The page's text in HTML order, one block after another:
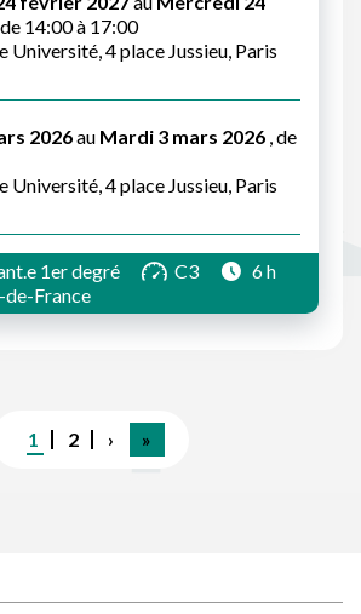
de 14:00 à 17:00
Université, 4 place Jussieu, Paris
2026au Mardi 3 mars 2026 , de
Université, 4 place Jussieu, Paris
1er degré C3
6 h
de-France
Page
courante
1 Page
2
Page
suivante
›
Dernière
page
»